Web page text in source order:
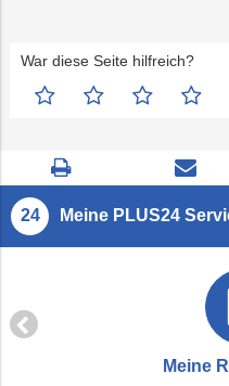
War diese Seite hilfreich?
Seite
drucken
Meine PLUS24
Meine